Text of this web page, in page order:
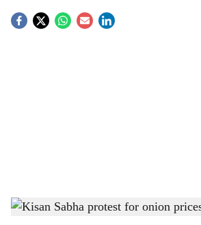
S
Kisan Sabha protest for onion prices-Agrowon